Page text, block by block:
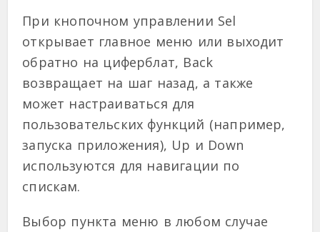
При кнопочном управлении Sel
открывает главное меню или выходит
обратно на циферблат, Back
возвращает на шаг назад, а также
может настраиваться для
пользовательских функций (например,
запуска приложения), Up и Down
используются для навигации по
спискам.
Выбор пункта меню в любом случае